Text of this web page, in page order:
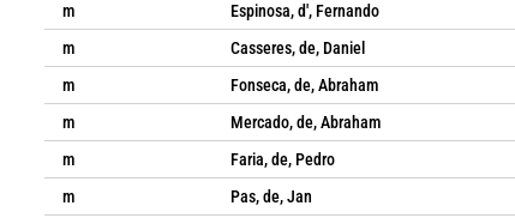
m
Espinosa, d', Fernando
m
Casseres, de, Daniel
m
Fonseca, de, Abraham
m
Mercado, de, Abraham
m
Faria, de, Pedro
m
Pas, de, Jan